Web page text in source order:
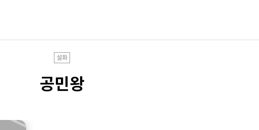
설화
공민왕